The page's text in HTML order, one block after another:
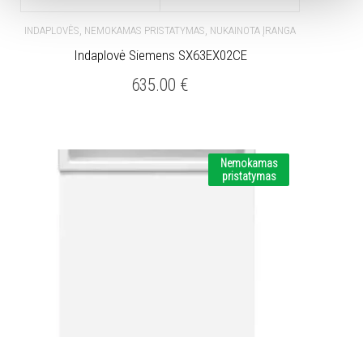
INDAPLOVĖS, NEMOKAMAS PRISTATYMAS, NUKAINOTA ĮRANGA
Indaplovė Siemens SX63EX02CE
635.00 €
Nemokamas
pristatymas